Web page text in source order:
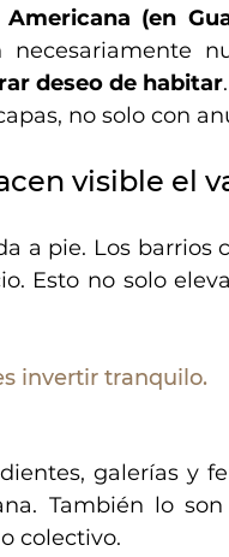
(en
deseo de habitar.
no solo con
visible el
a pie. Los barrios
Esto no solo
invertir tranquilo.
galerías y
También lo
colectivo.